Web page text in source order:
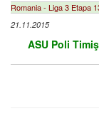
Romania - Liga 3 Etapa
21.11.2015
ASU Poli